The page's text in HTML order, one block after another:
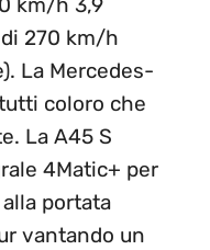
km/h 3,9
270 km/h
La Mercedes-
coloro che
La A45 S
4Matic+ per
portata
vantando un